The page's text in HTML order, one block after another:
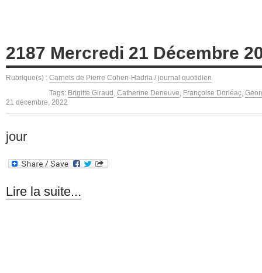
2187 Mercredi 21 Décembre
Rubrique(s) : Carnets de Pierre Cohen-Hadria / journal quotidien
Tags: Brigitte Giraud , Catherine Deneuve, Françoise Dorléac,
21 décembre, 2022
jour
Lire la suite...